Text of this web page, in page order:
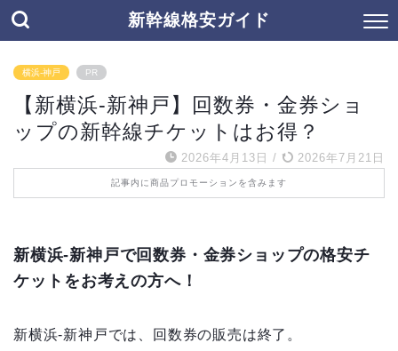
新幹線格安ガイド
横浜-神戸 PR
【新横浜-新神戸】回数券・金券ショ
ップの新幹線チケットはお得？
2026年4月13日 / 2026年7月21日
記事内に商品プロモーションを含みます
新横浜-新神戸で回数券・金券ショップの格安チ
ケットをお考えの方へ！
新横浜-新神戸では、回数券の販売は終了。